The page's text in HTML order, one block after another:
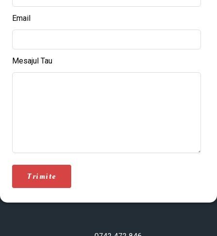
Email
Mesajul Tau
Trimite